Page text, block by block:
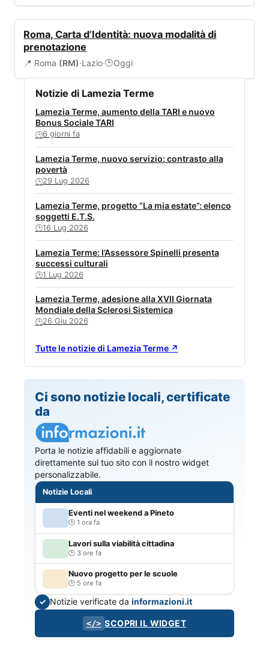
Roma, Carta d’Identità: nuova modalità di
prenotazione
📍 Roma (RM)·Lazio·🕒Oggi
Notizie di Lamezia Terme
Lamezia Terme, aumento della TARI e nuovo
Bonus Sociale TARI
🕒6 giorni fa
Lamezia Terme, nuovo servizio: contrasto alla
povertà
🕒29 Lug 2026
Lamezia Terme, progetto “La mia estate”: elenco
soggetti E.T.S.
🕒16 Lug 2026
Lamezia Terme: l’Assessore Spinelli presenta
successi culturali
🕒1 Lug 2026
Lamezia Terme, adesione alla XVII Giornata
Mondiale della Sclerosi Sistemica
🕒26 Giu 2026
Tutte le notizie di Lamezia Terme ↗
Ci sono notizie locali, certificate
da
Porta le notizie affidabili e aggiornate
direttamente sul tuo sito con il nostro widget
personalizzabile.
Notizie Locali
Eventi nel weekend a Pineto
1 ora fa
Lavori sulla viabilità cittadina
3 ore fa
Nuovo progetto per le scuole
5 ore fa
✓ Notizie verificate dainformazioni.it
</> SCOPRI IL WIDGET